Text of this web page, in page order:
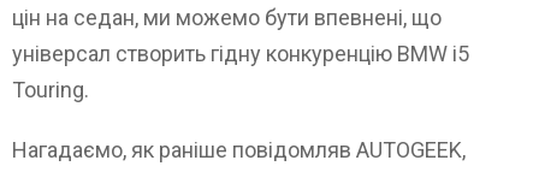
цін на седан, ми можемо бути впевнені, що
універсал створить гідну конкуренцію BMW i5
Touring.
Нагадаємо, як раніше повідомляв AUTOGEEK,